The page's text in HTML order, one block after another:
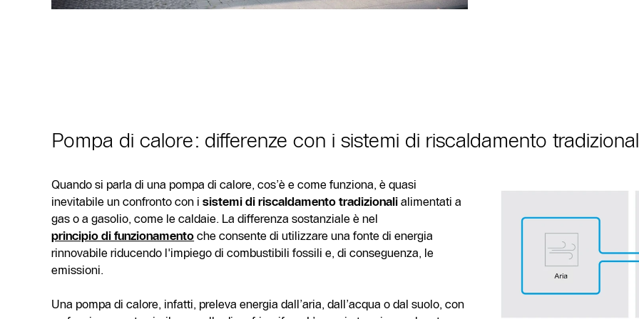
Pompa di calore: differenze con i sistemi di riscaldamento
Quando si parla di una pompa di calore, cos’è e come funziona, è quasi
inevitabile un confronto con isistemi di riscaldamento tradizionali alimentati a
gas o a gasolio, come le caldaie. La differenza sostanziale è nel
principio di funzionamento che consente di utilizzare una fonte di energia
rinnovabile riducendo l'impiego di combustibili fossili e, di conseguenza, le
emissioni.
Una pompa di calore, infatti, preleva energia dall’aria, dall’acqua o dal suolo, con